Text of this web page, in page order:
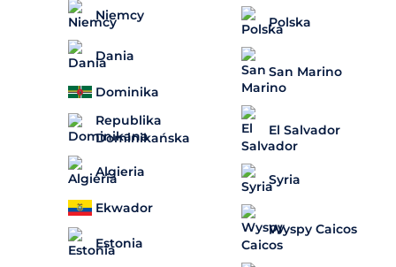
Niemcy
Dania
Dominika
Republika
Dominikańska
Algieria
Ekwador
Estonia
Polska
San Marino
El Salvador
Syria
Wyspy Caicos